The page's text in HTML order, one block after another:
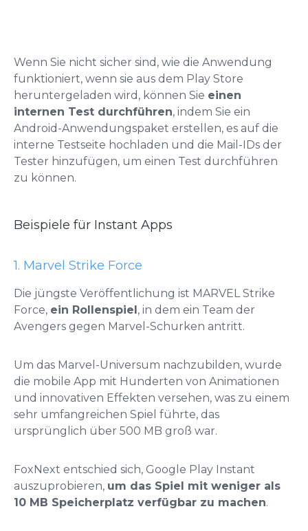
Wenn Sie nicht sicher sind, wie die Anwendung
funktioniert, wenn sie aus dem Play Store
heruntergeladen wird, können Sie einen
internen Test durchführen, indem Sie ein
Android-Anwendungspaket erstellen, es auf die
interne Testseite hochladen und die Mail-IDs der
Tester hinzufügen, um einen Test durchführen
zu können.
Beispiele für Instant Apps
1. Marvel Strike Force
Die jüngste Veröffentlichung ist MARVEL Strike
Force, ein Rollenspiel , in dem ein Team der
Avengers gegen Marvel-Schurken antritt.
Um das Marvel-Universum nachzubilden, wurde
die mobile App mit Hunderten von Animationen
und innovativen Effekten versehen, was zu einem
sehr umfangreichen Spiel führte, das
ursprünglich über 500 MB groß war.
FoxNext entschied sich, Google Play Instant
auszuprobieren, um das Spiel mit weniger als
10 MB Speicherplatz verfügbar zu machen.